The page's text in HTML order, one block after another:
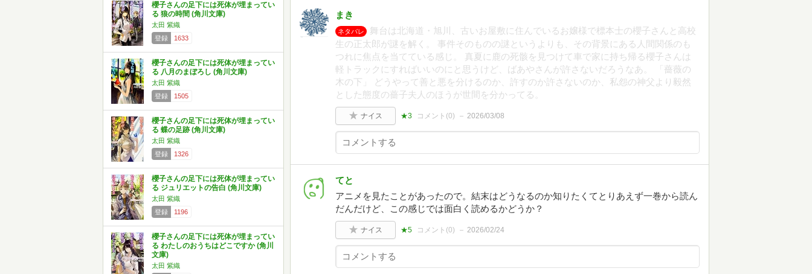
櫻子さんの足下には死体が埋まってい
る 狼の時間 (角川文庫)
太田 紫織
登録
1633
櫻子さんの足下には死体が埋まってい
る 八月のまぼろし (角川文庫)
太田 紫織
登録
1505
櫻子さんの足下には死体が埋まってい
る 蝶の足跡 (角川文庫)
太田 紫織
登録
1326
櫻子さんの足下には死体が埋まってい
る ジュリエットの告白 (角川文庫)
太田 紫織
登録
1196
櫻子さんの足下には死体が埋まってい
る わたしのおうちはどこですか (角川
文庫)
太田 紫織
まき
ネタバレ
舞台は北海道・旭川、古いお屋敷に住んでいるお嬢様で標本士の櫻子さんと高校
生の正太郎が謎を解く。 事件そのものの謎というよりも、その背景にある人間関係のも
つれに焦点を当てている感じ。 真夏に鹿の死骸を見つけて車で家に持ち帰る櫻子さんは
軽トラックにすればいいのにと思うけど、ばあやさんが許さないだろうなあ。 「薔薇の
木の下」 どうやって善と悪を分けるのか、許すのか許さないのか、私怨の神父より毅然
とした態度の薔子夫人のほうが世間を分かってる。
ナイス ★3 コメント(0) 2026/03/08
てと
アニメを見たことがあったので。結末はどうなるのか知りたくてとりあえず一巻から読ん
だんだけど、この感じでは面白く読めるかどうか？
ナイス ★5 コメント(0) 2026/02/24